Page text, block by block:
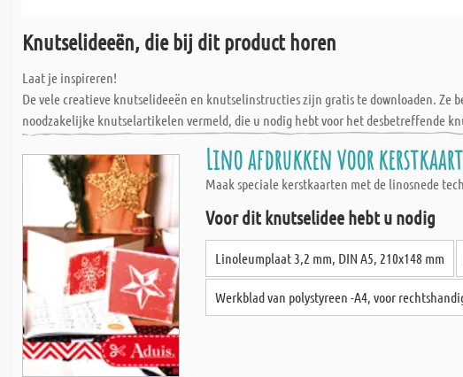
Knutselideeën, die bij dit product horen
Laat je inspireren!
De vele creatieve knutselideeën en knutselinstructies zijn gratis te downloaden. Ze
noodzakelijke knutselartikelen vermeld, die u nodig hebt voor het desbetreffende
Lino afdrukken voor
Maak speciale kerstkaarten met de linosnede
Voor dit knutselidee hebt u nodig
Linoleumplaat 3,2 mm, DIN A5, 210x148 mm
Werkblad van polystyreen -A4, voor